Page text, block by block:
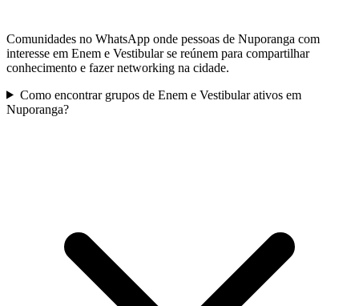
Comunidades no WhatsApp onde pessoas de Nuporanga com
interesse em Enem e Vestibular se reúnem para compartilhar
conhecimento e fazer networking na cidade.
Como encontrar grupos de Enem e Vestibular ativos em
Nuporanga?